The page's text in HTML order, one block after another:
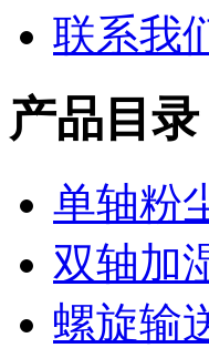
联系我
产品目录
单轴粉
双轴加
螺旋输